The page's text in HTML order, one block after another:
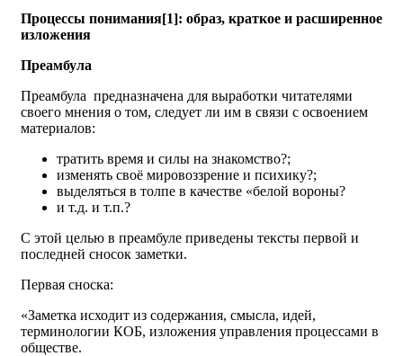
Процессы понимания[1]: образ, краткое и расширенное
изложения
Преамбула
Преамбула предназначена для выработки читателями
своего мнения о том, следует ли им в связи с освоением
материалов:
тратить время и силы на знакомство?;
изменять своё мировоззрение и психику?;
выделяться в толпе в качестве «белой вороны?
и т.д. и т.п.?
С этой целью в преамбуле приведены тексты первой и
последней сносок заметки.
Первая сноска:
«Заметка исходит из содержания, смысла, идей,
терминологии КОБ, изложения управления процессами в
обществе.